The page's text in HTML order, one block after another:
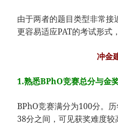
由于两者的题目类型非常
更容易适应PAT的考试形式
冲金
1.熟悉BPhO竞赛总分与金
BPhO竞赛满分为100分。
38分之间，可见获奖难度较